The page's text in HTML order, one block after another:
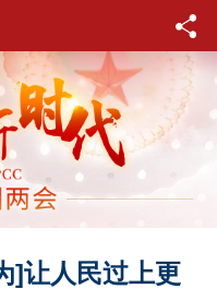
]让人民过上更